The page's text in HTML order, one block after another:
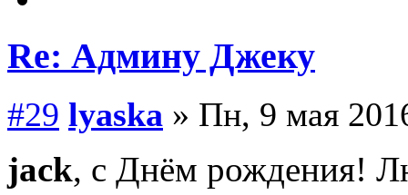
Re: Админу Джеку
#29 lyaska » Пн, 9 мая
jack, с Днём рождения!